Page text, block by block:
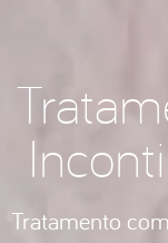
Tratamento